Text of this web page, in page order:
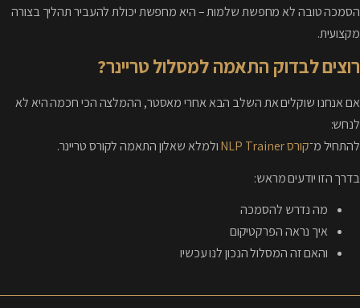
הסמכה טובה לא מחפשת שלמות – היא מחפשת יכולת להעביר תהליך בצורה
מקצועית.
רוצים לבדוק התאמה למסלול טריינר?
אם אנחנו שוקלים את השלב הבא אחרי מאסטר, ההמלצה הכי חכמה היא לא
לנחש:
להתחיל מ־קורס NLP Trainer
ולמלא שאלון התאמה לקורס טריינר.
בדרך הזו יודעים מראש:
מה נדרש להסמכה
איך נראה הפרקטיקום
והאם זה המסלול הנכון לנו עכשיו